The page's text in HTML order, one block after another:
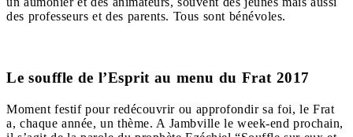
des professeurs et des parents. Tous sont bénévoles.
Le souffle de l’Esprit au menu du Frat 2017
Moment festif pour redécouvrir ou approfondir sa foi, le Frat
a, chaque année, un thème. A Jambville le week-end prochain,